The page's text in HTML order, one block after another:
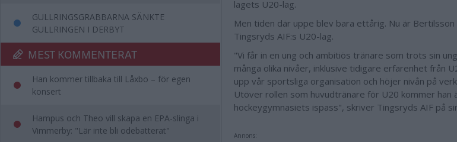
GULLRINGSGRABBARNA SÄNKTE
GULLRINGEN I DERBYT
MEST KOMMENTERAT
Han kommer tillbaka till Låxbo – för egen
konsert
Hampus och Theo vill skapa en EPA-slinga i
Vimmerby: "Lär inte bli odebatterat"
lagets U20-lag.
Men tiden där uppe blev bara ettårig. Nu är
Tingsryds AIF:s U20-lag.
"Vi får in en ung och ambitiös tränare som trots sin
många olika nivåer, inklusive tidigare erfarenhet från
upp vår sportsliga organisation och höjer nivån på
Utöver rollen som huvudtränare för U20 kommer han
hockeygymnasiets ispass", skriver Tingsryds AIF på
Annons: